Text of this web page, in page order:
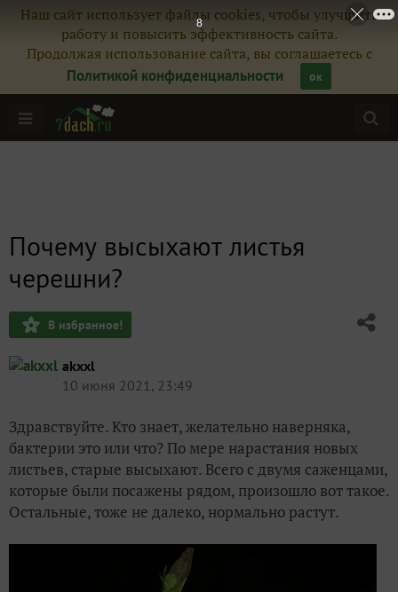
Наш сайт использует файлы cookies, чтобы улучшить
работу и повысить эффективность сайта.
Продолжая использование сайта, вы соглашаетесь с
Политикой конфиденциальности
ок
Почему высыхают листья
черешни?
В избранное!
akxxl
10 июня 2021, 23:49
Здравствуйте. Кто знает, желательно наверняка,
бактерии это или что? По мере нарастания новых
листьев, старые высыхают. Всего с двумя саженцами,
которые были посажены рядом, произошло вот такое.
Остальные, тоже не далеко, нормально растут.
7